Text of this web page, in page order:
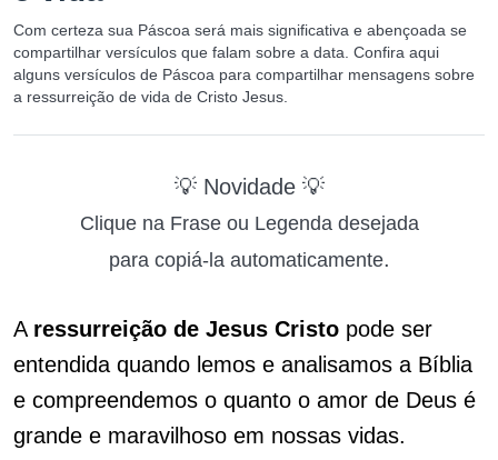
Com certeza sua Páscoa será mais significativa e abençoada se
compartilhar versículos que falam sobre a data. Confira aqui
alguns versículos de Páscoa para compartilhar mensagens sobre
a ressurreição de vida de Cristo Jesus.
💡 Novidade 💡
Clique na Frase ou Legenda desejada
para copiá-la automaticamente.
A ressurreição de Jesus Cristo pode ser
entendida quando lemos e analisamos a Bíblia
e compreendemos o quanto o amor de Deus é
grande e maravilhoso em nossas vidas.